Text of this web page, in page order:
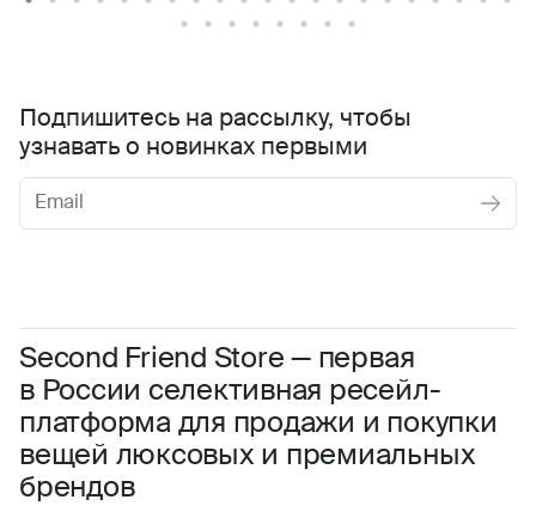
Second Friend Store — первая
в России селективная ресейл-
платформа для продажи и покупки
вещей люксовых и премиальных
брендов
Подпишитесь на рассылку, чтобы
узнавать о новинках первыми
Соглашаюсь с условиями Пользовательского соглашения
Даю согласие на получение рекламной информации.